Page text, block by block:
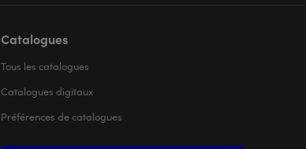
Catalogues
Tous les catalogues
Catalogues digitaux
Préférences de catalogues